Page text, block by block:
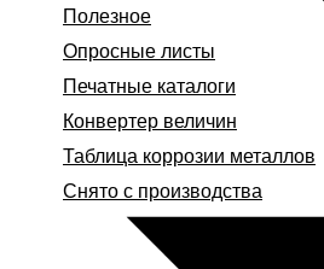
Полезное
Опросные листы
Печатные каталоги
Конвертер величин
Таблица коррозии металлов
Снято с производства